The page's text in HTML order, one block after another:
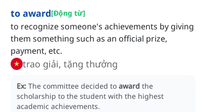
to award[Động từ]
to recognize someone's achievements by giving
them something such as an official prize,
payment, etc.
trao giải, tặng thưởng
Ex: The committee decided to award the
scholarship to the student with the highest
academic achievements.